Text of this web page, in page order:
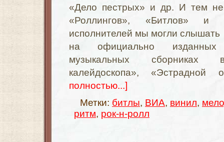
«Дело пестрых» и др. И тем
«Роллингов», «Битлов» и
исполнителей мы могли слышать
на официально
музыкальных сборниках
калейдоскопа»,
полностью...]
Метки: битлы, ВИА, винил,
ритм, рок-н-ролл